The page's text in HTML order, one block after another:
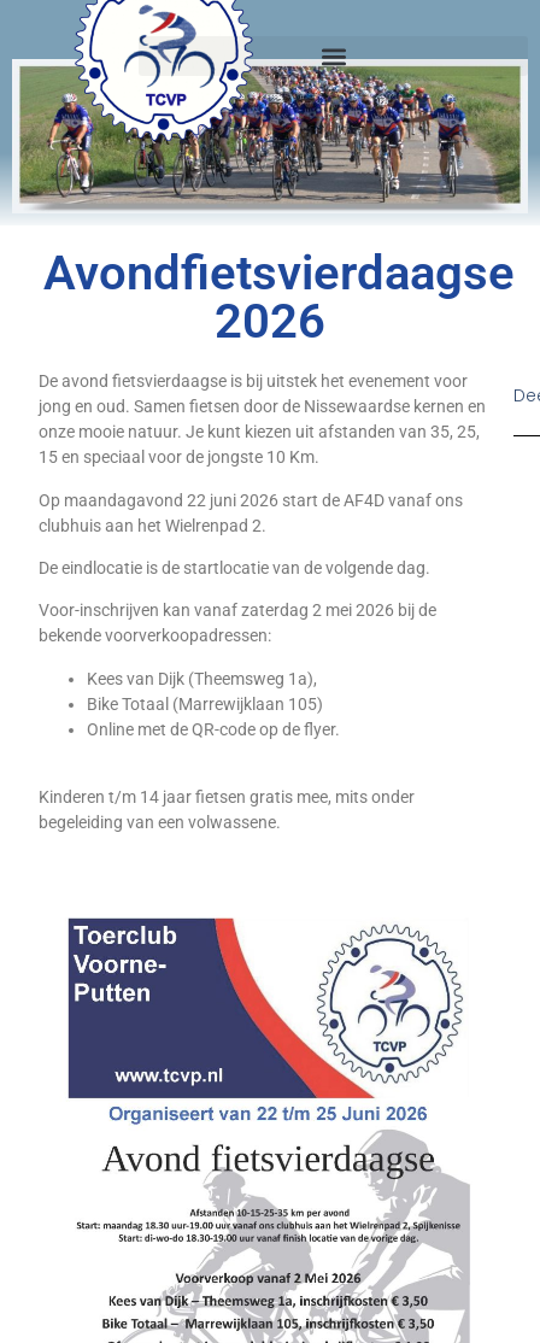
Avondfietsvierdaagse
2026
De avond fietsvierdaagse is bij uitstek het evenement voor
jong en oud. Samen fietsen door de Nissewaardse kernen en
onze mooie natuur. Je kunt kiezen uit afstanden van 35, 25,
15 en speciaal voor de jongste 10 Km.
Op maandagavond 22 juni 2026 start de AF4D vanaf ons
clubhuis aan het Wielrenpad 2.
De eindlocatie is de startlocatie van de volgende dag.
Voor-inschrijven kan vanaf zaterdag 2 mei 2026 bij de
bekende voorverkoopadressen:
Kees van Dijk (Theemsweg 1a),
Bike Totaal (Marrewijklaan 105)
Online met de QR-code op de flyer.
Kinderen t/m 14 jaar fietsen gratis mee, mits onder
begeleiding van een volwassene.